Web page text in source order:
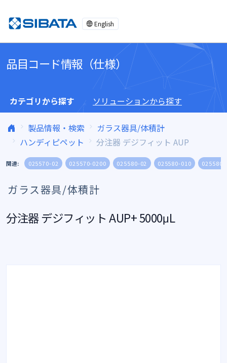
English
品目コード情報（仕様）
カテゴリから探す ソリューションから探す
製品情報・検索
ガラス器具/体積計
ハンディピペット
分注器 デジフィット AUP
関連: 025570-02 025570-0200 025580-02 025580-010 025580-
ガラス器具/体積計
分注器 デジフィット AUP+ 5000μL